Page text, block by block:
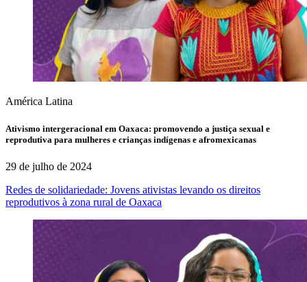
América Latina
Ativismo intergeracional em Oaxaca: promovendo a justiça sexual e
reprodutiva para mulheres e crianças indígenas e afromexicanas
29 de julho de 2024
Redes de solidariedade: Jovens ativistas levando os direitos
reprodutivos à zona rural de Oaxaca